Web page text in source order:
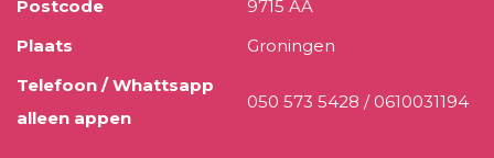
Postcode
9715 AA
Plaats
Groningen
Telefoon / Whattsapp
alleen appen
050 573 5428 / 0610031194